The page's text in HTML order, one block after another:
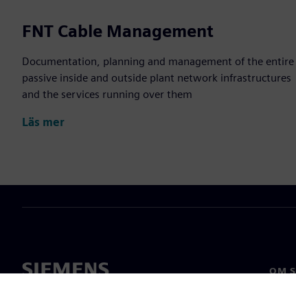
FNT Cable Management
Documentation, planning and management of the entire
passive inside and outside plant network infrastructures
and the services running over them
Läs mer
OM